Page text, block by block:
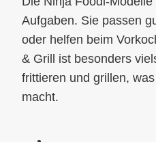
Aufgaben. Sie passen
oder helfen beim
& Grill ist besonders
frittieren und grillen,
macht.